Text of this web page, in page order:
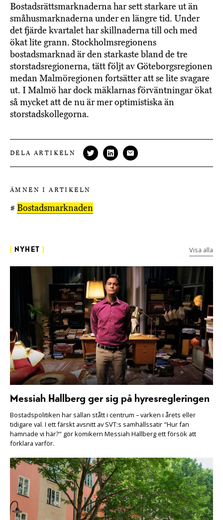
Bostadsrättsmarknaderna har sett starkare ut än
småhusmarknaderna under en längre tid. Under
det fjärde kvartalet har skillnaderna till och med
ökat lite grann. Stockholmsregionens
bostadsmarknad är den starkaste bland de tre
storstadsregionerna, tätt följt av Göteborgsregionen
medan Malmöregionen fortsätter att se lite svagare
ut. I Malmö har dock mäklarnas förväntningar ökat
så mycket att de nu är mer optimistiska än
storstadskollegorna.
DELA ARTIKELN
ÄMNEN I ARTIKELN
# Bostadsmarknaden
NYHET Visa alla
Messiah Hallberg ger sig på hyresregleringen
Bostadspolitiken har sällan stått i centrum – varken i årets eller
tidigare val. I ett färskt avsnitt av SVT:s samhällssatir "Hur fan
hamnade vi här?" gör komikern Messiah Hallberg ett försök att
förklara varför.